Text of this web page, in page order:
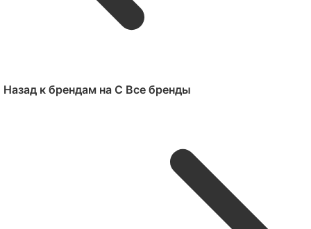
Назад к брендам на C Все бренды